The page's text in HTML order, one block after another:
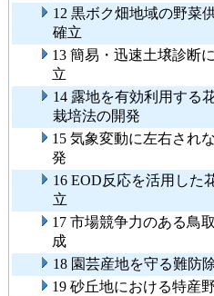
12 黒ボク畑地域の野菜
確立
13 簡易・迅速土壌診断
立
14 露地を有効利用する
栽培法の開発
15 気象変動に左右され
発
16 EOD反応を活用した
立
17 市場競争力のある鳥
成
18 園芸産地を守る難防
19 砂丘地における特産